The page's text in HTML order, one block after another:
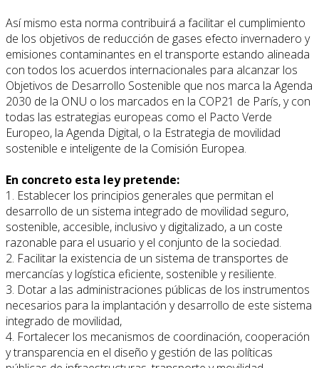
Así mismo esta norma contribuirá a facilitar el cumplimiento
de los objetivos de reducción de gases efecto invernadero y
emisiones contaminantes en el transporte estando alineada
con todos los acuerdos internacionales para alcanzar los
Objetivos de Desarrollo Sostenible que nos marca la Agenda
2030 de la ONU o los marcados en la COP21 de París, y con
todas las estrategias europeas como el Pacto Verde
Europeo, la Agenda Digital, o la Estrategia de movilidad
sostenible e inteligente de la Comisión Europea.
En concreto esta ley pretende:
1. Establecer los principios generales que permitan el
desarrollo de un sistema integrado de movilidad seguro,
sostenible, accesible, inclusivo y digitalizado, a un coste
razonable para el usuario y el conjunto de la sociedad.
2. Facilitar la existencia de un sistema de transportes de
mercancías y logística eficiente, sostenible y resiliente.
3. Dotar a las administraciones públicas de los instrumentos
necesarios para la implantación y desarrollo de este sistema
integrado de movilidad,
4. Fortalecer los mecanismos de coordinación, cooperación
y transparencia en el diseño y gestión de las políticas